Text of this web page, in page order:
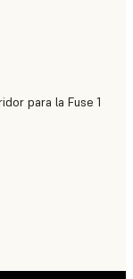
para la Fuse 1